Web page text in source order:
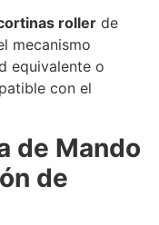
roller de
mecanismo
equivalente o
con el
de Mando
de